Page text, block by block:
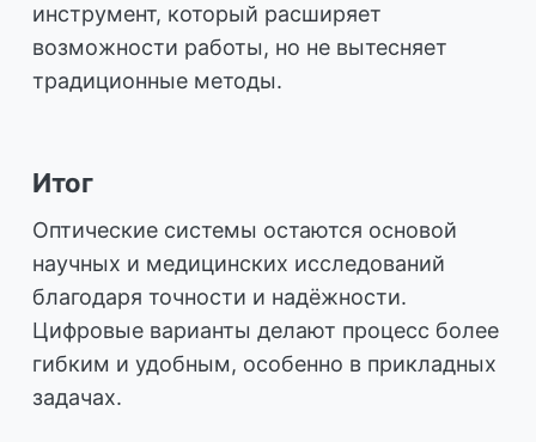
инструмент, который расширяет
возможности работы, но не вытесняет
традиционные методы.
Итог
Оптические системы остаются основой
научных и медицинских исследований
благодаря точности и надёжности.
Цифровые варианты делают процесс более
гибким и удобным, особенно в прикладных
задачах.